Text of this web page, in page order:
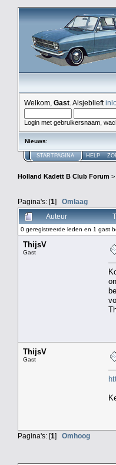
Welkom, Gast . Alsjeblieft
Login met gebruikersnaam,
Nieuws:
STARTPAGINA HELP
Holland Kadett B Club Forum >
Pagina's: [1] Omlaag
Auteur
0 geregistreerde leden en 1 gast
ThijsV
Gast
ThijsV
Gast
Pagina's: [1] Omhoog